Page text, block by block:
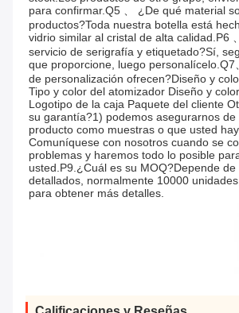
para confirmar.Q5 、 ¿De qué material
productos?Toda nuestra botella está
vidrio similar al cristal de alta calidad.P6
servicio de serigrafía y etiquetado?Sí,
que proporcione, luego personalícelo.Q7
de personalización ofrecen?Diseño y
Tipo y color del atomizador Diseño y
Logotipo de la caja Paquete del cliente
su garantía?1) podemos asegurarnos de
producto como muestras o que usted
Comuníquese con nosotros cuando se
problemas y haremos todo lo posible
usted.P9.¿Cuál es su MOQ?Depende
detallados, normalmente 10000
para obtener más detalles.